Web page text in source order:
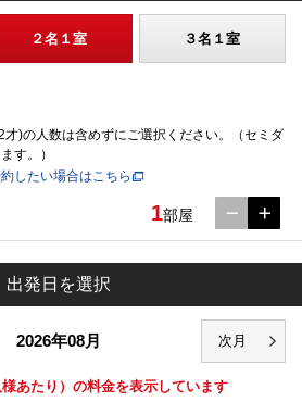
２名１室 ３名１室
)の人数は含めずにご選択ください。（セミダ
す。）
したい場合はこちら
1部屋
出発日を選択
2026年08月
様あたり）の料金を表示しています